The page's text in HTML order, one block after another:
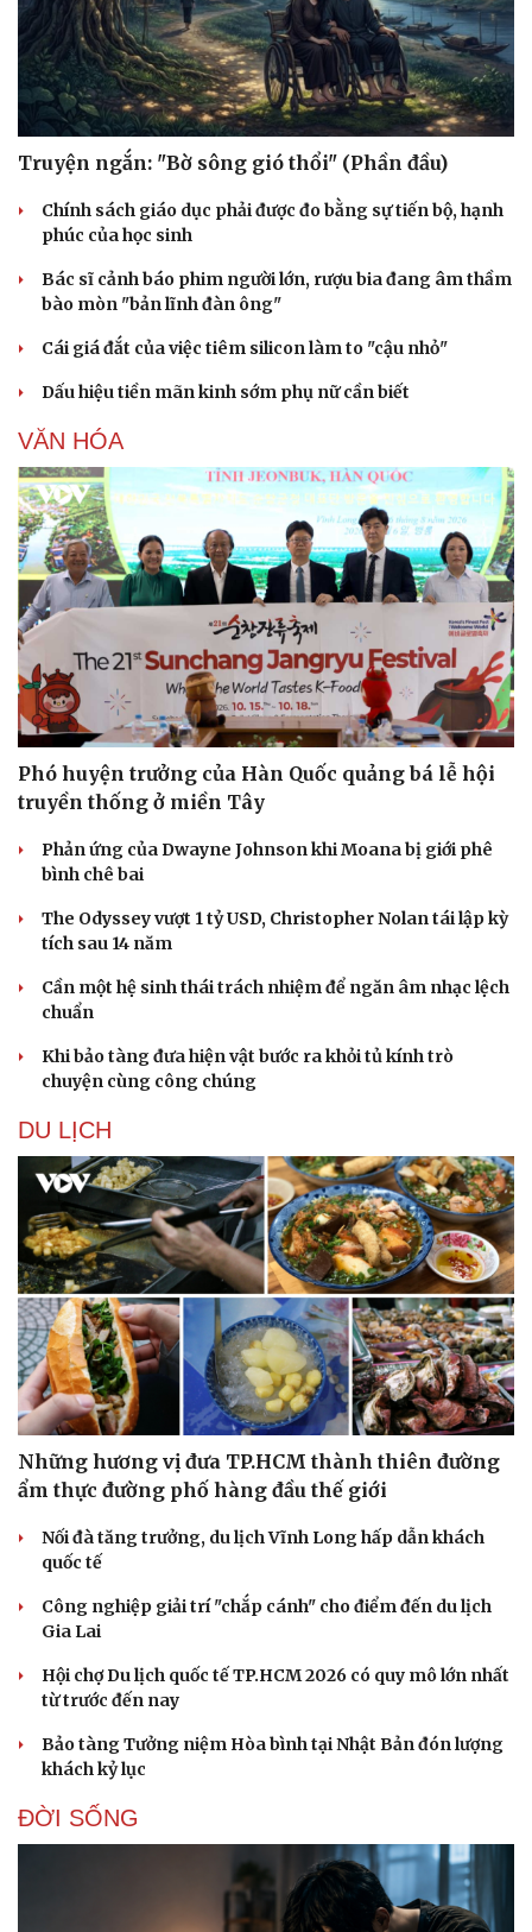
Du lịch
Tư vấn
Săn Tour
Câu chuyện thời sự
Kể chuyện cho bé
Truyện ngắn: "Bờ sông gió thổi" (Phần đầu)
Chính sách giáo dục phải được đo bằng sự tiến bộ, hạnh
phúc của học sinh
Bác sĩ cảnh báo phim người lớn, rượu bia đang âm thầm
bào mòn "bản lĩnh đàn ông"
Cái giá đắt của việc tiêm silicon làm to "cậu nhỏ"
Dấu hiệu tiền mãn kinh sớm phụ nữ cần biết
VĂN HÓA
Phó huyện trưởng của Hàn Quốc quảng bá lễ hội
truyền thống ở miền Tây
Phản ứng của Dwayne Johnson khi Moana bị giới phê
bình chê bai
The Odyssey vượt 1 tỷ USD, Christopher Nolan tái lập kỳ
tích sau 14 năm
Cần một hệ sinh thái trách nhiệm để ngăn âm nhạc lệch
chuẩn
Khi bảo tàng đưa hiện vật bước ra khỏi tủ kính trò
chuyện cùng công chúng
DU LỊCH
Những hương vị đưa TP.HCM thành thiên đường
ẩm thực đường phố hàng đầu thế giới
Nối đà tăng trưởng, du lịch Vĩnh Long hấp dẫn khách
quốc tế
Công nghiệp giải trí "chắp cánh" cho điểm đến du lịch
Gia Lai
Hội chợ Du lịch quốc tế TP.HCM 2026 có quy mô lớn nhất
từ trước đến nay
Bảo tàng Tưởng niệm Hòa bình tại Nhật Bản đón lượng
khách kỷ lục
ĐỜI SỐNG